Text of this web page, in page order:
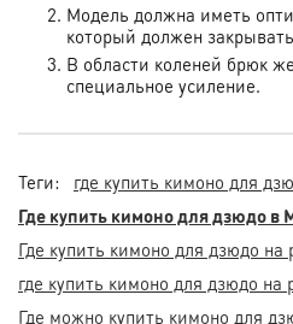
Модель должна иметь
который должен
В области коленей брюк
специальное усиление.
Теги:
где купить кимоно для
Где купить кимоно для дзюдо в
Где купить кимоно для дзюдо на
где купить кимоно для дзюдо на
Где можно купить кимоно для